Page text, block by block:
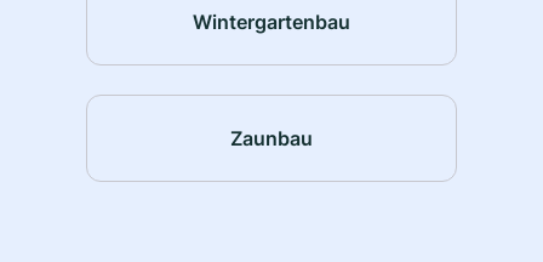
Wintergartenbau
Zaunbau